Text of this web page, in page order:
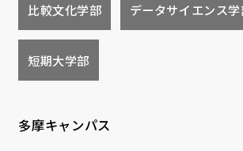
比較文化学部 データサイエンス
短期大学部
多摩キャンパス